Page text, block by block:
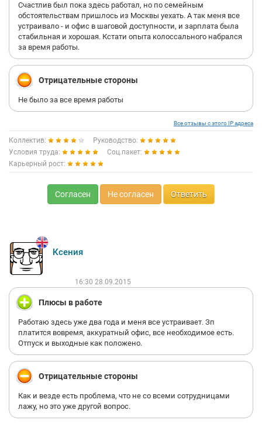
Счастлив был пока здесь работал, но по семейным
обстоятельствам пришлось из Москвы уехать. А так меня все
устраивало - и офис в шаговой доступности, и зарплата была
стабильная и хорошая. Кстати опыта колоссального набрался
за время работы.
Отрицательные стороны
Не было за все время работы
Все отзывы с этого IP адреса
Коллектив:
Руководство:
Условия труда:
Соц.пакет:
Карьерный рост:
Согласен Не согласен Ответить
Ксения
16:30 28.09.2015
Плюсы в работе
Работаю здесь уже два года и меня все устраивает. Зп
платится вовремя, аккуратный офис, все необходимое есть.
Отпуск и выходные как положено.
Отрицательные стороны
Как и везде есть проблема, что не со всеми сотрудницами
лажу, но это уже другой вопрос.